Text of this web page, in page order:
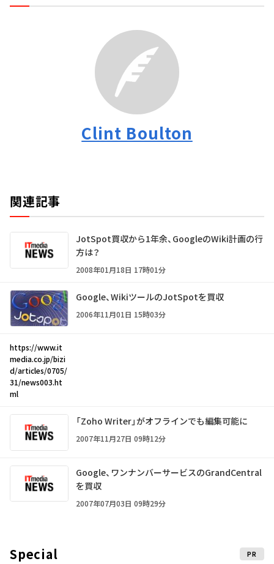
Clint Boulton
関連記事
JotSpot買収から1年余、GoogleのWiki計画の行
方は？
2008年01月18日 17時01分
Google、WikiツールのJotSpotを買収
2006年11月01日 15時03分
https://www.it
media.co.jp/bizi
d/articles/0705/
31/news003.ht
ml
「Zoho Writer」がオフラインでも編集可能に
2007年11月27日 09時12分
Google、ワンナンバーサービスのGrandCentral
を買収
2007年07月03日 09時29分
Special PR